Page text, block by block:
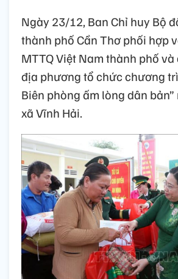
Ngày 23/12, Ban Chỉ huy Bộ
thành phố Cần Thơ phối hợp
MTTQ Việt Nam thành phố
địa phương tổ chức chương
Biên phòng ấm lòng dân
xã Vĩnh Hải.